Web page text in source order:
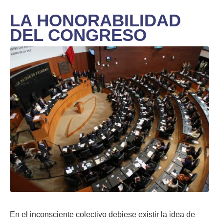
LA HONORABILIDAD
DEL CONGRESO
En el inconsciente colectivo debiese existir la idea de